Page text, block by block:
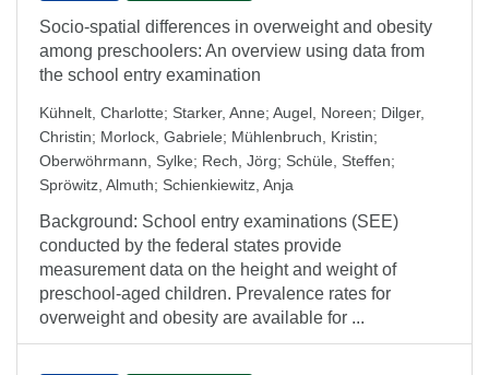
Socio-spatial differences in overweight and obesity
among preschoolers: An overview using data from
the school entry examination
Kühnelt, Charlotte; Starker, Anne; Augel, Noreen; Dilger,
Christin; Morlock, Gabriele; Mühlenbruch, Kristin;
Oberwöhrmann, Sylke; Rech, Jörg; Schüle, Steffen;
Spröwitz, Almuth; Schienkiewitz, Anja
Background: School entry examinations (SEE)
conducted by the federal states provide
measurement data on the height and weight of
preschool-aged children. Prevalence rates for
overweight and obesity are available for ...